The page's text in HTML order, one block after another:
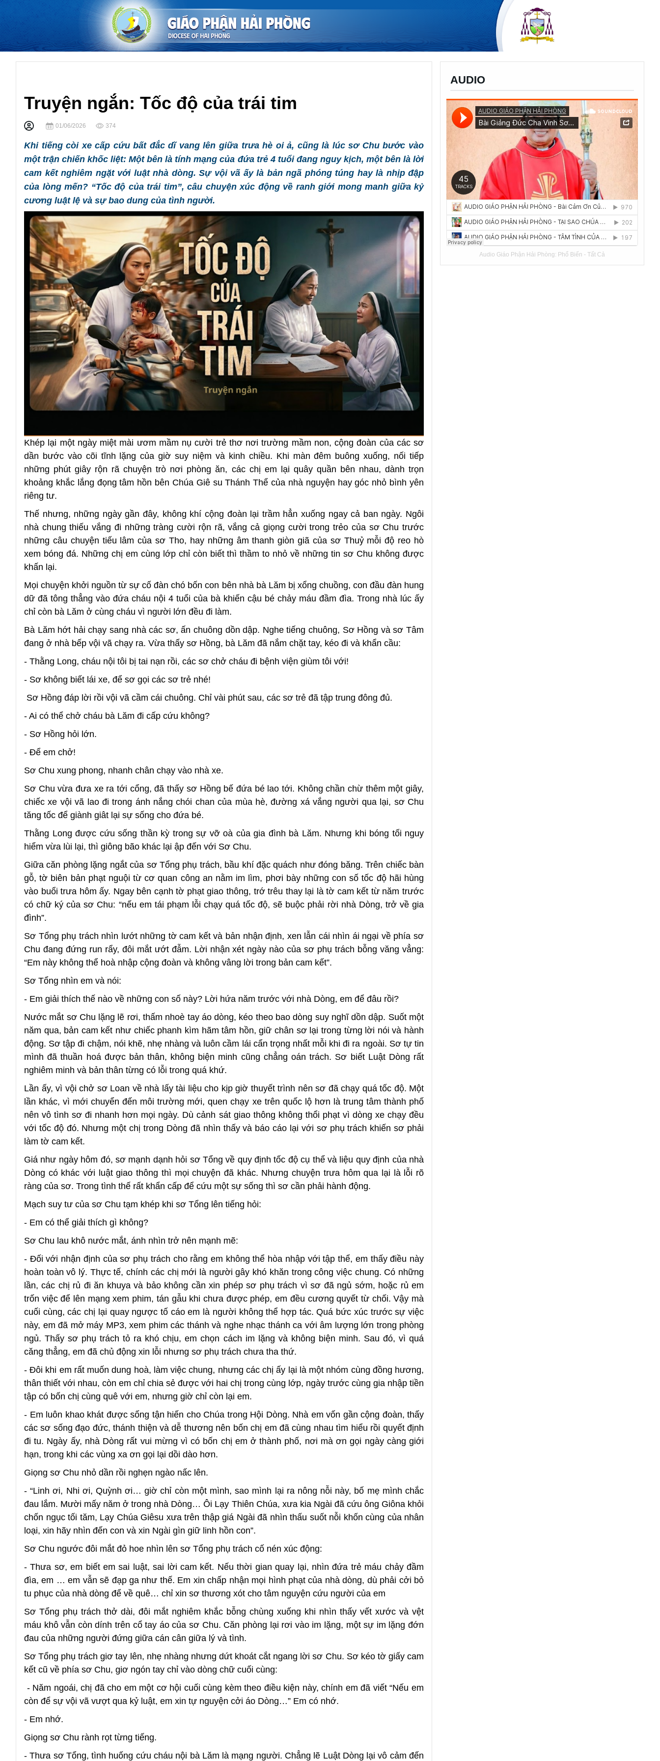
Truyện ngắn: Tốc độ của trái tim
01/06/2026 374
Khi tiếng còi xe cấp cứu bất đắc dĩ vang lên giữa trưa hè oi ả, cũng là lúc sơ Chu bước vào
một trận chiến khốc liệt: Một bên là tính mạng của đứa trẻ 4 tuổi đang nguy kịch, một bên là lời
cam kết nghiêm ngặt với luật nhà dòng. Sự vội vã ấy là bản ngã phóng túng hay là nhịp đập
của lòng mến? “Tốc độ của trái tim”, câu chuyện xúc động về ranh giới mong manh giữa kỷ
cương luật lệ và sự bao dung của tình người.
Khép lại một ngày miệt mài ươm mầm nụ cười trẻ thơ nơi trường mầm non, cộng đoàn của các sơ
dần bước vào cõi tĩnh lặng của giờ suy niệm và kinh chiều. Khi màn đêm buông xuống, nối tiếp
những phút giây rộn rã chuyện trò nơi phòng ăn, các chị em lại quây quần bên nhau, dành trọn
khoảng khắc lắng đọng tâm hồn bên Chúa Giê su Thánh Thể của nhà nguyện hay góc nhỏ bình yên
riêng tư.
Thế nhưng, những ngày gần đây, không khí cộng đoàn lại trầm hẳn xuống ngay cả ban ngày. Ngôi
nhà chung thiếu vắng đi những tràng cười rộn rã, vắng cả giọng cười trong trẻo của sơ Chu trước
những câu chuyện tiếu lâm của sơ Tho, hay những âm thanh giòn giã của sơ Thuỷ mỗi độ reo hò
xem bóng đá. Những chị em cùng lớp chỉ còn biết thì thầm to nhỏ về những tin sơ Chu không được
khấn lại.
Mọi chuyện khởi nguồn từ sự cố đàn chó bốn con bên nhà bà Lăm bị xổng chuồng, con đầu đàn hung
dữ đã tông thẳng vào đứa cháu nội 4 tuổi của bà khiến cậu bé chảy máu đầm đìa. Trong nhà lúc ấy
chỉ còn bà Lăm ở cùng cháu vì người lớn đều đi làm.
Bà Lăm hớt hải chạy sang nhà các sơ, ấn chuông dồn dập. Nghe tiếng chuông, Sơ Hồng và sơ Tâm
đang ở nhà bếp vội vã chạy ra. Vừa thấy sơ Hồng, bà Lăm đã nắm chặt tay, kéo đi và khẩn cầu:
- Thằng Long, cháu nội tôi bị tai nạn rồi, các sơ chở cháu đi bệnh viện giùm tôi với!
- Sơ không biết lái xe, để sơ gọi các sơ trẻ nhé!
Sơ Hồng đáp lời rồi vội vã cầm cái chuông. Chỉ vài phút sau, các sơ trẻ đã tập trung đông đủ.
- Ai có thể chở cháu bà Lăm đi cấp cứu không?
- Sơ Hồng hỏi lớn.
- Để em chở!
Sơ Chu xung phong, nhanh chân chạy vào nhà xe.
Sơ Chu vừa đưa xe ra tới cổng, đã thấy sơ Hồng bế đứa bé lao tới. Không chần chừ thêm một giây,
chiếc xe vội vã lao đi trong ánh nắng chói chan của mùa hè, đường xá vắng người qua lại, sơ Chu
tăng tốc để giành giât lại sự sống cho đứa bé.
Thằng Long được cứu sống thần kỳ trong sự vỡ oà của gia đình bà Lăm. Nhưng khi bóng tối nguy
hiểm vừa lùi lại, thì giông bão khác lại ập đến với Sơ Chu.
Giữa căn phòng lặng ngắt của sơ Tổng phụ trách, bầu khí đặc quách như đóng băng. Trên chiếc bàn
gỗ, tờ biên bản phạt nguội từ cơ quan công an nằm im lìm, phơi bày những con số tốc độ hãi hùng
vào buổi trưa hôm ấy. Ngay bên cạnh tờ phạt giao thông, trớ trêu thay lại là tờ cam kết từ năm trước
có chữ ký của sơ Chu: “nếu em tái phạm lỗi chạy quá tốc độ, sẽ buộc phải rời nhà Dòng, trở về gia
đình”.
Sơ Tổng phụ trách nhìn lướt những tờ cam kết và bản nhận định, xen lẫn cái nhìn ái ngại về phía sơ
Chu đang đứng run rẩy, đôi mắt ướt đẫm. Lời nhận xét ngày nào của sơ phụ trách bỗng văng vẳng:
“Em này không thể hoà nhập cộng đoàn và không vâng lời trong bản cam kết”.
Sơ Tổng nhìn em và nói:
- Em giải thích thế nào về những con số này? Lời hứa năm trước với nhà Dòng, em để đâu rồi?
Nước mắt sơ Chu lặng lẽ rơi, thấm nhoè tay áo dòng, kéo theo bao dòng suy nghĩ dồn dập. Suốt một
năm qua, bản cam kết như chiếc phanh kìm hãm tâm hồn, giữ chân sơ lại trong từng lời nói và hành
động. Sơ tập đi chậm, nói khẽ, nhẹ nhàng và luôn cầm lái cẩn trọng nhất mỗi khi đi ra ngoài. Sơ tự tin
mình đã thuần hoá được bản thân, không biện minh cũng chẳng oán trách. Sơ biết Luật Dòng rất
nghiêm minh và bản thân từng có lỗi trong quá khứ.
Lần ấy, vì vội chở sơ Loan về nhà lấy tài liệu cho kịp giờ thuyết trình nên sơ đã chạy quá tốc độ. Một
lần khác, vì mới chuyển đến môi trường mới, quen chạy xe trên quốc lộ hơn là trung tâm thành phố
nên vô tình sơ đi nhanh hơn mọi ngày. Dù cảnh sát giao thông không thổi phạt vì dòng xe chạy đều
với tốc độ đó. Nhưng một chị trong Dòng đã nhìn thấy và báo cáo lại với sơ phụ trách khiến sơ phải
làm tờ cam kết.
Giá như ngày hôm đó, sơ mạnh dạnh hỏi sơ Tổng về quy định tốc độ cụ thể và liệu quy định của nhà
Dòng có khác với luật giao thông thì mọi chuyện đã khác. Nhưng chuyện trưa hôm qua lại là lỗi rõ
ràng của sơ. Trong tình thế rất khẩn cấp để cứu một sự sống thì sơ cần phải hành động.
Mạch suy tư của sơ Chu tạm khép khi sơ Tổng lên tiếng hỏi:
- Em có thể giải thích gì không?
Sơ Chu lau khô nước mắt, ánh nhìn trở nên mạnh mẽ:
- Đối với nhận định của sơ phụ trách cho rằng em không thể hòa nhập với tập thể, em thấy điều này
hoàn toàn vô lý. Thực tế, chính các chị mới là người gây khó khăn trong công việc chung. Có những
lần, các chị rủ đi ăn khuya và bảo không cần xin phép sơ phụ trách vì sơ đã ngủ sớm, hoặc rủ em
trốn việc để lên mạng xem phim, tán gẫu khi chưa được phép, em đều cương quyết từ chối. Vậy mà
cuối cùng, các chị lại quay ngược tố cáo em là người không thể hợp tác. Quá bức xúc trước sự việc
này, em đã mở máy MP3, xem phim các thánh và nghe nhạc thánh ca với âm lượng lớn trong phòng
ngủ. Thấy sơ phụ trách tỏ ra khó chịu, em chọn cách im lặng và không biện minh. Sau đó, vì quá
căng thẳng, em đã chủ động xin lỗi nhưng sơ phụ trách chưa tha thứ.
- Đôi khi em rất muốn dung hoà, làm việc chung, nhưng các chị ấy lại là một nhóm cùng đồng hương,
thân thiết với nhau, còn em chỉ chia sẻ được với hai chị trong cùng lớp, ngày trước cùng gia nhập tiền
tập có bốn chị cùng quê với em, nhưng giờ chỉ còn lại em.
- Em luôn khao khát được sống tận hiến cho Chúa trong Hội Dòng. Nhà em vốn gần cộng đoàn, thấy
các sơ sống đạo đức, thánh thiện và dễ thương nên bốn chị em đã cùng nhau tìm hiểu rồi quyết định
đi tu. Ngày ấy, nhà Dòng rất vui mừng vì có bốn chị em ở thành phố, nơi mà ơn gọi ngày càng giới
hạn, trong khi các vùng xa ơn gọi lại dồi dào hơn.
Giọng sơ Chu nhỏ dần rồi nghẹn ngào nấc lên.
- “Linh ơi, Nhi ơi, Quỳnh ơi… giờ chỉ còn một mình, sao mình lại ra nông nỗi này, bố mẹ mình chắc
đau lắm. Mười mấy năm ở trong nhà Dòng… Ôi Lạy Thiên Chúa, xưa kia Ngài đã cứu ông Giôna khỏi
chốn ngục tối tăm, Lạy Chúa Giêsu xưa trên thập giá Ngài đã nhìn thấu suốt nỗi khốn cùng của nhân
loại, xin hãy nhìn đến con và xin Ngài gìn giữ linh hồn con”.
Sơ Chu ngước đôi mắt đỏ hoe nhìn lên sơ Tổng phụ trách cố nén xúc động:
- Thưa sơ, em biết em sai luật, sai lời cam kết. Nếu thời gian quay lại, nhìn đứa trẻ máu chảy đầm
đìa, em … em vẫn sẽ đạp ga như thế. Em xin chấp nhận mọi hình phạt của nhà dòng, dù phải cởi bỏ
tu phục của nhà dòng để về quê… chỉ xin sơ thương xót cho tâm nguyện cứu người của em
Sơ Tổng phụ trách thở dài, đôi mắt nghiêm khắc bỗng chùng xuống khi nhìn thấy vết xước và vệt
máu khô vẫn còn dính trên cổ tay áo của sơ Chu. Căn phòng lại rơi vào im lặng, một sự im lặng đớn
đau của những người đứng giữa cán cân giữa lý và tình.
Sơ Tổng phụ trách giơ tay lên, nhẹ nhàng nhưng dứt khoát cắt ngang lời sơ Chu. Sơ kéo tờ giấy cam
kết cũ về phía sơ Chu, giơ ngón tay chỉ vào dòng chữ cuối cùng:
- Năm ngoái, chị đã cho em một cơ hội cuối cùng kèm theo điều kiện này, chính em đã viết “Nếu em
còn để sự vội vã vượt qua kỷ luật, em xin tự nguyện cởi áo Dòng…” Em có nhớ.
- Em nhớ.
Giọng sơ Chu rành rọt từng tiếng.
- Thưa sơ Tổng, tình huống cứu cháu nội bà Lăm là mạng người. Chẳng lẽ Luật Dòng lại vô cảm đến
AUDIO
Audio Giáo Phận Hải Phòng: Phổ Biến - Tất Cả